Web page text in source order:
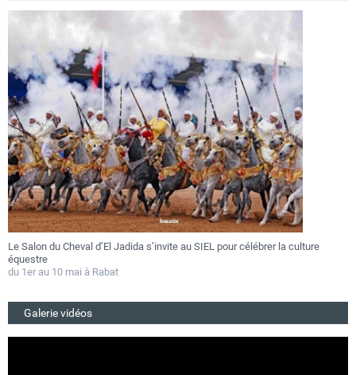
Le Salon du Cheval d’El Jadida s’invite au SIEL pour célébrer la culture
équestre
du 1er au 10 mai à Rabat
Galerie vidéos